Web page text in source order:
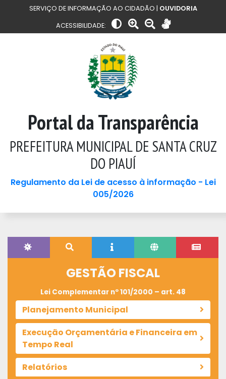
SERVIÇO DE INFORMAÇÃO AO CIDADÃO | OUVIDORIA
ACESSIBILIDADE:
Portal da Transparência
PREFEITURA MUNICIPAL DE SANTA CRUZ
DO PIAUÍ
Regulamento da Lei de acesso à informação - Lei
005/2026
GESTÃO FISCAL
Lei Complementar nº 101/2000 – art. 48
Planejamento Municipal
Execução Orçamentária e Financeira em
Tempo Real
Relatórios